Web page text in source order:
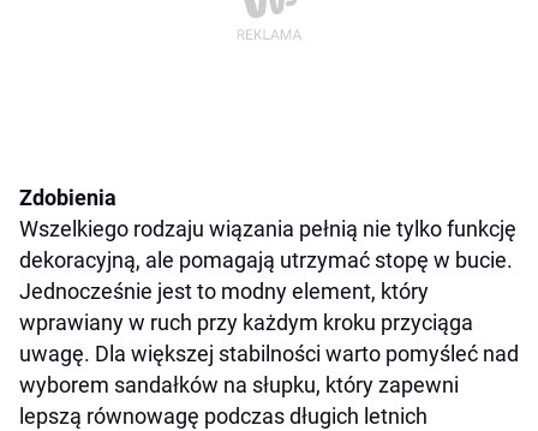
Zdobienia
Wszelkiego rodzaju wiązania pełnią nie tylko funkcję
dekoracyjną, ale pomagają utrzymać stopę w bucie.
Jednocześnie jest to modny element, który
wprawiany w ruch przy każdym kroku przyciąga
uwagę. Dla większej stabilności warto pomyśleć nad
wyborem sandałków na słupku, który zapewni
lepszą równowagę podczas długich letnich